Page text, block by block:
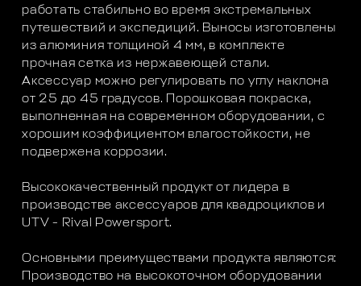
работать стабильно во время экстремальных
путешествий и экспедиций. Выносы изготовлены
из алюминия толщиной 4 мм, в комплекте
прочная сетка из нержавеющей стали.
Аксессуар можно регулировать по углу наклона
от 25 до 45 градусов. Порошковая покраска,
выполненная на современном оборудовании, с
хорошим коэффициентом влагостойкости, не
подвержена коррозии.
Высококачественный продукт от лидера в
производстве аксессуаров для квадроциклов и
UTV - Rival Powersport.
Основными преимуществами продукта являются:
Производство на высокоточном оборудовании